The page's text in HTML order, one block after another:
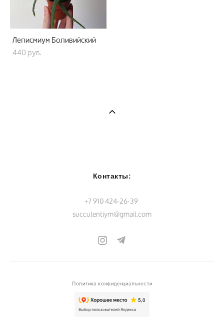
Леписмиум Боливийский
440 pуб.
Контакты:
+7 910 424-26-39
succulentiym@gmail.com
Политика конфиденциальности